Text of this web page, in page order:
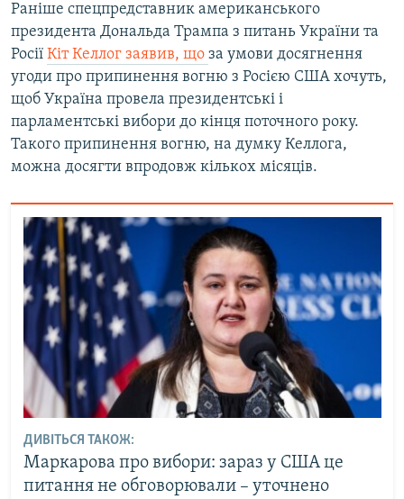
Раніше спецпредставник американського
президента Дональда Трампа з питань України та
Росії Кіт Келлог заявив, що за умови досягнення
угоди про припинення вогню з Росією США хочуть,
щоб Україна провела президентські і
парламентські вибори до кінця поточного року.
Такого припинення вогню, на думку Келлога,
можна досягти впродовж кількох місяців.
ДИВІТЬСЯ ТАКОЖ:
Маркарова про вибори: зараз у США це
питання не обговорювали – уточнено